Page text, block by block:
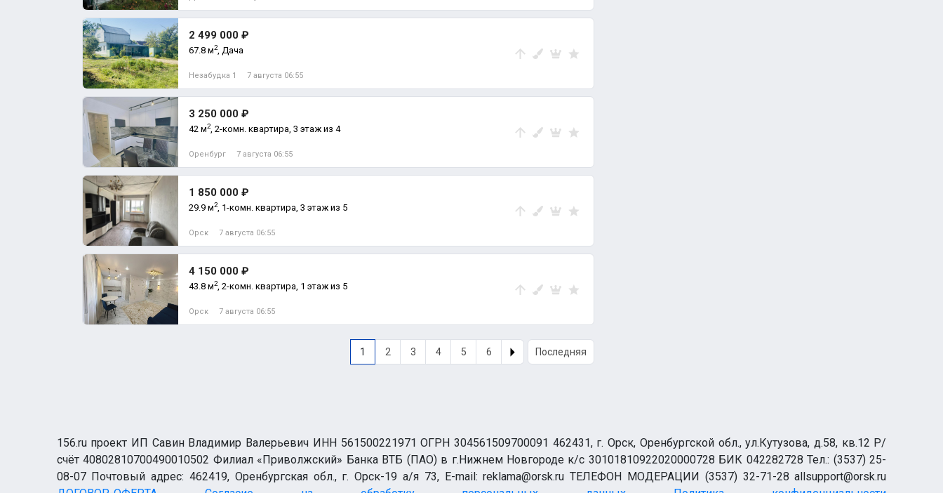
2 499 000 ₽
67.8 м2, Дача
Незабудка 1 7 августа 06:55
3 250 000 ₽
42 м2, 2-комн. квартира, 3 этаж из 4
Оренбург 7 августа 06:55
1 850 000 ₽
29.9 м2, 1-комн. квартира, 3 этаж из 5
Орск 7 августа 06:55
4 150 000 ₽
43.8 м2, 2-комн. квартира, 1 этаж из 5
Орск 7 августа 06:55
1 2 3 4 5 6 Последняя
156.ru проект ИП Савин Владимир Валерьевич ИНН 561500221971 ОГРН 304561509700091 462431, г. Орск, Оренбургской обл., ул.Кутузова, д.58, кв.12 Р/
счёт 40802810700490010502 Филиал «Приволжский» Банка ВТБ (ПАО) в г.Нижнем Новгороде к/с 30101810922020000728 БИК 042282728 Тел.: (3537) 25-
08-07 Почтовый адрес: 462419, Оренбургская обл., г. Орск-19 а/я 73, E-mail: reklama@orsk.ru ТЕЛЕФОН МОДЕРАЦИИ (3537) 32-71-28 allsupport@orsk.ru